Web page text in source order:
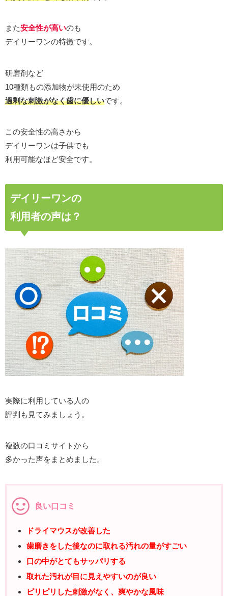
また安全性が高いのも
デイリーワンの特徴です。
研磨剤など
10種類もの添加物が未使用のため
過剰な刺激がなく歯に優しいです。
この安全性の高さから
デイリーワンは子供でも
利用可能なほど安全です。
デイリーワンの
利用者の声は？
実際に利用している人の
評判も見てみましょう。
複数の口コミサイトから
多かった声をまとめました。
良い口コミ
ドライマウスが改善した
歯磨きをした後なのに取れる汚れの量がすごい
口の中がとてもサッパリする
取れた汚れが目に見えやすいのが良い
ピリピリした刺激がなく、爽やかな風味